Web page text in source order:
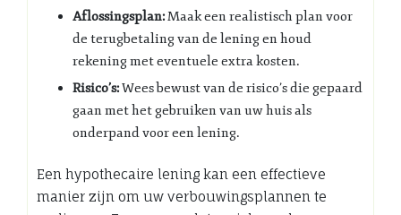
Aflossingsplan:Maak een realistisch plan voor
de terugbetaling van de lening en houd
rekening met eventuele extra kosten.
Risico’s:Wees bewust van de risico’s die gepaard
gaan met het gebruiken van uw huis als
onderpand voor een lening.
Een hypothecaire lening kan een effectieve
manier zijn om uw verbouwingsplannen te